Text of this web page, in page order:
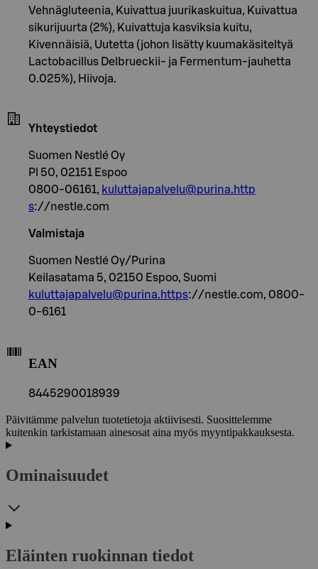
Vehnägluteenia, Kuivattua juurikaskuitua, Kuivattua
sikurijuurta (2%), Kuivattuja kasviksia kuitu,
Kivennäisiä, Uutetta (johon lisätty kuumakäsiteltyä
Lactobacillus Delbrueckii- ja Fermentum-jauhetta
0.025%), Hiivoja.
Yhteystiedot
Suomen Nestlé Oy
Pl 50, 02151 Espoo
0800-06161, kuluttajapalvelu@purina.http
s://nestle.com
Valmistaja
Suomen Nestlé Oy/Purina
Keilasatama 5, 02150 Espoo, Suomi
kuluttajapalvelu@purina.https://nestle.com, 0800-
0-6161
EAN
8445290018939
Päivitämme palvelun tuotetietoja aktiivisesti. Suosittelemme
kuitenkin tarkistamaan ainesosat aina myös myyntipakkauksesta.
Ominaisuudet
Eläinten ruokinnan tiedot